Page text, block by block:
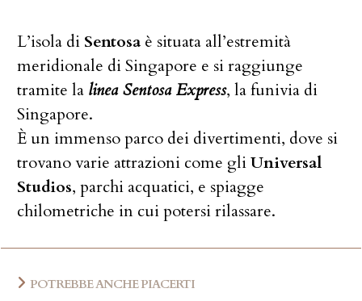
L’isola di Sentosa è situata all’estremità
meridionale di Singapore e si raggiunge
tramite la linea Sentosa Express, la funivia di
Singapore.
È un immenso parco dei divertimenti, dove si
trovano varie attrazioni come gliUniversal
Studios, parchi acquatici, e spiagge
chilometriche in cui potersi rilassare.
POTREBBE ANCHE PIACERTI